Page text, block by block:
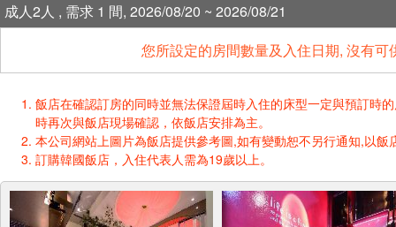
成人2人 , 需求 1 間, 2026/08/20 ~ 2026/08/21
您所設定的房間數量及入住日期, 沒有
飯店在確認訂房的同時並無法保證屆時入住的床型一定與預訂時
時再次與飯店現場確認，依飯店安排為主。
本公司網站上圖片為飯店提供參考圖,如有變動恕不另行通知,以飯
訂購韓國飯店，入住代表人需為19歲以上。